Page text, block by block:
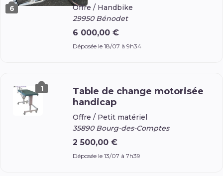
6 Offre / Handbike
29950 Bénodet
6 000,00 €
Déposée le 18/07 à 9h34
1
Table de change motorisée
handicap
Offre / Petit matériel
35890 Bourg-des-Comptes
2 500,00 €
Déposée le 13/07 à 7h39